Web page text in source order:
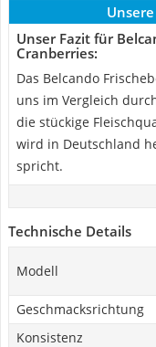
Unser Fazit für
Cranberries:
Das Belcando
uns im Vergleich
die stückige
wird in Deutschland
spricht.
Technische Details
Modell
Geschmacksrichtung
Konsistenz